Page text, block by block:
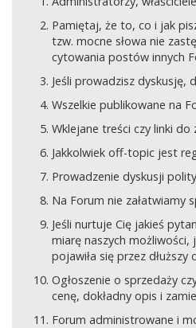
Pamiętaj, że to, co i jak
tzw. mocne słowa nie
cytowania postów innych
Jeśli prowadzisz dyskusję,
Wszelkie publikowane na
Wklejane treści czy linki
Jakkolwiek off-topic jest
Prowadzenie dyskusji
Na Forum nie załatwiamy
Jeśli nurtuje Cię jakieś
miarę naszych możliwości,
pojawiła się przez
Ogłoszenie o sprzedaży
cenę, dokładny opis i
Forum administrowane i